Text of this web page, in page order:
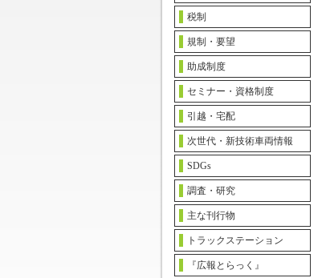
税制
規制・要望
助成制度
セミナー・資格制度
引越・宅配
次世代・新技術車両情報
SDGs
調査・研究
主な刊行物
トラックステーション
『広報とらっく』